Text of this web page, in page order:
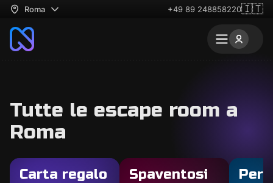
Roma +49 89 248858220🇮🇹
Tutte le escape room a
Roma
Carta regalo Spaventosi Per